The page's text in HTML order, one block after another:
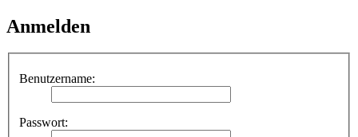
Anmelden
Benutzername:
Passwort: